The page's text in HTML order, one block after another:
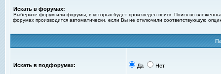
Искать в форумах:
Выберите форум или форумы, в которых будет произведен поиск. Поиск во
форумах производится автоматически, если Вы не отключили соответствующую
Искать в подфорумах: Да Нет